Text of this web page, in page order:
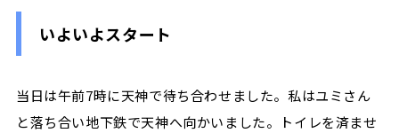
いよいよスタート
当日は午前7時に天神で待ち合わせました。私はユミさん
と落ち合い地下鉄で天神へ向かいました。トイレを済ませ